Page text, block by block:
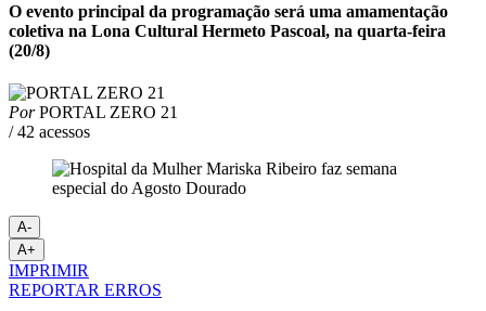
O evento principal da programação será uma amamentação
coletiva na Lona Cultural Hermeto Pascoal, na quarta-feira
(20/8)
PorPORTAL ZERO 21
/ 42 acessos
A-
A+
IMPRIMIR
REPORTAR ERROS